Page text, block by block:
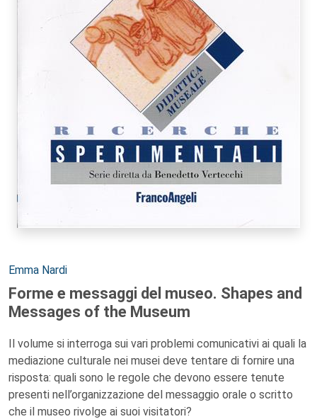
Autori:
Emma Nardi
Forme e messaggi del museo. Shapes and
Messages of the Museum
Il volume si interroga sui vari problemi comunicativi ai quali la
mediazione culturale nei musei deve tentare di fornire una
risposta: quali sono le regole che devono essere tenute
presenti nell’organizzazione del messaggio orale o scritto
che il museo rivolge ai suoi visitatori?